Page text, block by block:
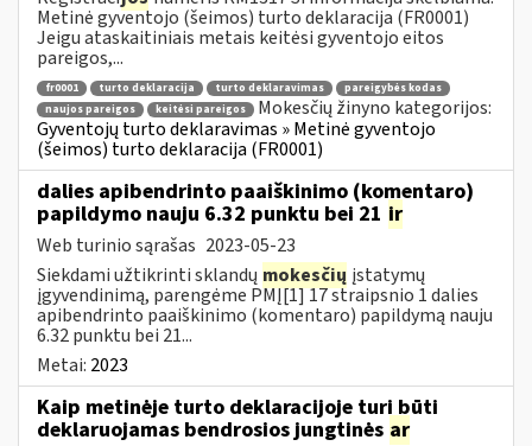
Metinė gyventojo (šeimos) turto deklaracija (FR0001)
Jeigu ataskaitiniais metais keitėsi gyventojo eitos
pareigos,...
fr0001 turto deklaracija turto deklaravimas
pareigybės kodas
naujos pareigos
keitėsi pareigos
Mokesčių žinyno kategorijos:
Gyventojų turto deklaravimas » Metinė gyventojo
(šeimos) turto deklaracija (FR0001)
dalies apibendrinto paaiškinimo (komentaro)
papildymo nauju 6.32 punktu bei 21 ir
Web turinio sąrašas 2023-05-23
Siekdami užtikrinti sklandų mokesčių įstatymų
įgyvendinimą, parengėme PMĮ[1] 17 straipsnio 1 dalies
apibendrinto paaiškinimo (komentaro) papildymą nauju
6.32 punktu bei 21...
Metai: 2023
Kaip metinėje turto deklaracijoje turi būti
deklaruojamas bendrosios jungtinės ar